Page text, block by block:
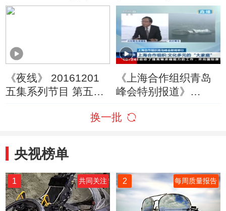
公正
《夜线》 20161201
五集系列节目 第五集
《上海合作组织青岛
峰会特别报道》
换一批
央视榜单
1 共同关注 2 每周质量报告